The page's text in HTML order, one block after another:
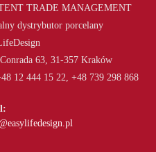
TRADE MANAGEMENT
dystrybutor porcelany
63, 31-357 Kraków
12 444 15 22, +48 739 298 868